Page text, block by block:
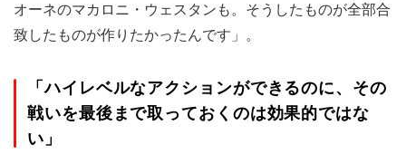
オーネのマカロニ・ウェスタンも。そうしたものが全部合
致したものが作りたかったんです」。
「ハイレベルなアクションができるのに、その
戦いを最後まで取っておくのは効果的ではな
い」